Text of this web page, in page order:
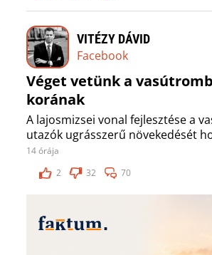
VITÉZY DÁVID
Facebook
Véget vetünk a
korának
A lajosmizsei vonal fejlesztése a
utazók ugrásszerű növekedését
14 órája
2
32 70